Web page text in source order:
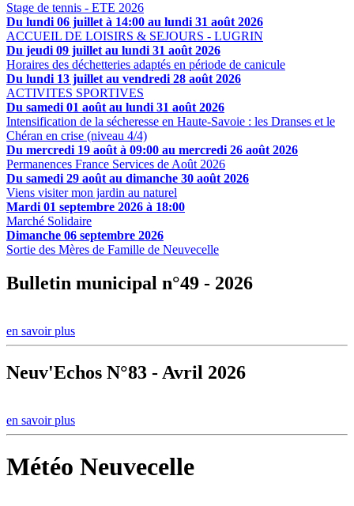
Stage de tennis - ETE 2026
Du lundi 06 juillet à 14:00 au lundi 31 août 2026
ACCUEIL DE LOISIRS & SEJOURS - LUGRIN
Du jeudi 09 juillet au lundi 31 août 2026
Horaires des déchetteries adaptés en période de canicule
Du lundi 13 juillet au vendredi 28 août 2026
ACTIVITES SPORTIVES
Du samedi 01 août au lundi 31 août 2026
Intensification de la sécheresse en Haute-Savoie : les Dranses et le
Chéran en crise (niveau 4/4)
Du mercredi 19 août à 09:00 au mercredi 26 août 2026
Permanences France Services de Août 2026
Du samedi 29 août au dimanche 30 août 2026
Viens visiter mon jardin au naturel
Mardi 01 septembre 2026 à 18:00
Marché Solidaire
Dimanche 06 septembre 2026
Sortie des Mères de Famille de Neuvecelle
Bulletin municipal n°49 - 2026
en savoir plus
Neuv'Echos N°83 - Avril 2026
en savoir plus
Météo Neuvecelle